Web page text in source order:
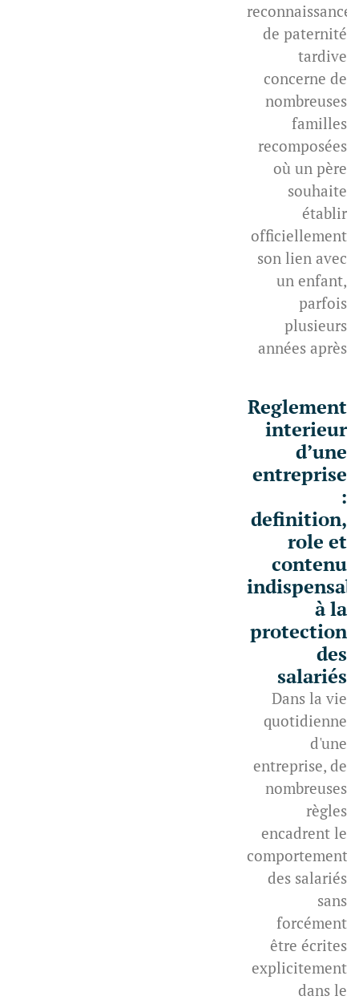
reconnaissance
de paternité
tardive
concerne de
nombreuses
familles
recomposées
où un père
souhaite
établir
officiellement
son lien avec
un enfant,
parfois
plusieurs
années après
Reglement
interieur
d’une
entreprise
:
definition,
role et
contenu
à la
protection
des
salariés
Dans la vie
quotidienne
d'une
entreprise, de
nombreuses
règles
encadrent le
comportement
des salariés
sans
forcément
être écrites
explicitement
dans le